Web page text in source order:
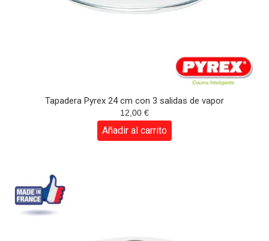
Tapadera Pyrex 24 cm con 3 salidas de vapor
12,00 €
Añadir al carrito